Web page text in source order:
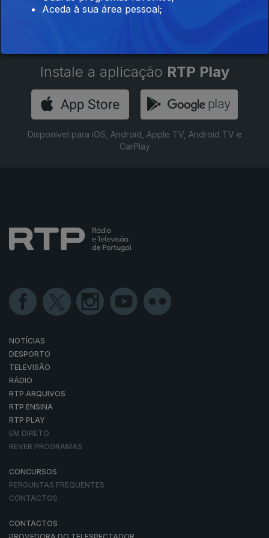
Instale a aplicação RTP Play
Disponível para iOS, Android, Apple TV, Android TV e
CarPlay
NOTÍCIAS
DESPORTO
TELEVISÃO
RÁDIO
RTP ARQUIVOS
RTP ENSINA
RTP PLAY
EM DIRETO
REVER PROGRAMAS
CONCURSOS
PERGUNTAS FREQUENTES
CONTACTOS
CONTACTOS
Aceda à sua área pessoal;